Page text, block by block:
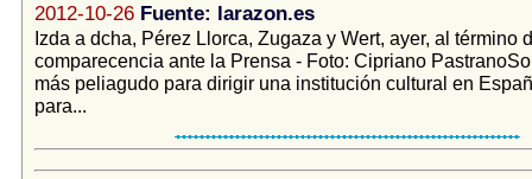
2012-10-26 Fuente: larazon.es
Izda a dcha, Pérez Llorca, Zugaza y Wert, ayer, al término
comparecencia ante la Prensa - Foto: Cipriano
más peliagudo para dirigir una institución cultural en
para...